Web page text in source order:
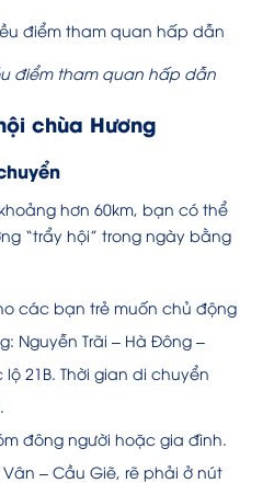
điểm tham quan hấp dẫn
chùa Hương
hơn 60km, bạn có thể
“trẩy hội” trong ngày bằng
các bạn trẻ muốn chủ động
Nguyễn Trãi – Hà Đông –
21B. Thời gian di chuyển
đông người hoặc gia đình.
– Cầu Giẽ, rẽ phải ở nút